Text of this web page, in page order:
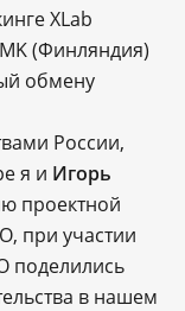
XLab
(Финляндия)
обмену
России,
я и Игорь
проектной
при участии
поделились
в нашем